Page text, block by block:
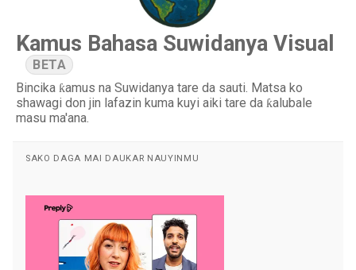
Kamus Bahasa Suwidanya Visual
BETA
Bincika ƙamus na Suwidanya tare da sauti. Matsa ko
shawagi don jin lafazin kuma kuyi aiki tare da ƙalubale
masu ma'ana.
SAKO DAGA MAI DAUKAR NAUYINMU